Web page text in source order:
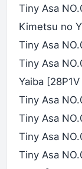
Tiny Asa
Kimetsu no
Tiny Asa
Tiny Asa
Yaiba
Tiny Asa
Tiny Asa
Tiny Asa
Tiny Asa